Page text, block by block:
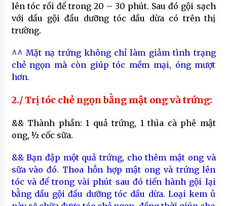
lên tóc rồi để trong 20 – 30 phút. Sau đó gội sạch
với dầu gội đầu dưỡng tóc dầu dừa có trên thị
trường.
^^ Mặt nạ trứng không chỉ làm giảm tình trạng
chẻ ngọn mà còn giúp tóc mềm mại, óng mượt
hơn.
2./ Trị tóc chẻ ngọn bằng mật ong và trứng:
&& Thành phần: 1 quả trứng, 1 thìa cà phê mật
ong, ½ cốc sữa.
&& Bạn đập một quả trứng, cho thêm mật ong và
sữa vào đó. Thoa hỗn hợp mật ong và trứng lên
tóc và để trong vài phút sau đó tiến hành gội lại
bằng dầu gội đầu dưỡng tóc dầu dừa. Loại kem ủ